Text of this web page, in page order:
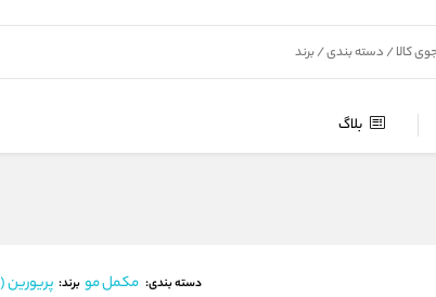
بلاگ
دسته بندی: مکمل مو برند: پریورین (Priorin)